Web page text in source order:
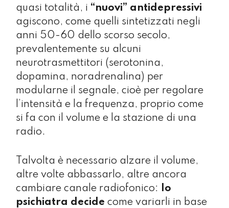
quasi totalità, i “nuovi” antidepressivi
agiscono, come quelli sintetizzati negli
anni 50-60 dello scorso secolo,
prevalentemente su alcuni
neurotrasmettitori (serotonina,
dopamina, noradrenalina) per
modularne il segnale, cioè per regolare
l’intensità e la frequenza, proprio come
si fa con il volume e la stazione di una
radio.
Talvolta è necessario alzare il volume,
altre volte abbassarlo, altre ancora
cambiare canale radiofonico:
lo
psichiatra decide come variarli in base